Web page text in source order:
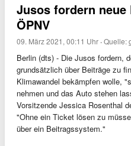
Jusos fordern
ÖPNV
09. März 2021, 00:11 Uhr ·Quelle:
Berlin (dts) - Die Jusos fordern,
grundsätzlich über Beiträge zu
Klimawandel bekämpfen wolle,
nehmen und das Auto stehen
Vorsitzende Jessica Rosenthal
"Ohne ein Ticket lösen zu
über ein Beitragssystem."